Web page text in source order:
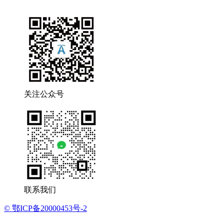
关注公众号
联系我们
© 鄂ICP备20000453号-2